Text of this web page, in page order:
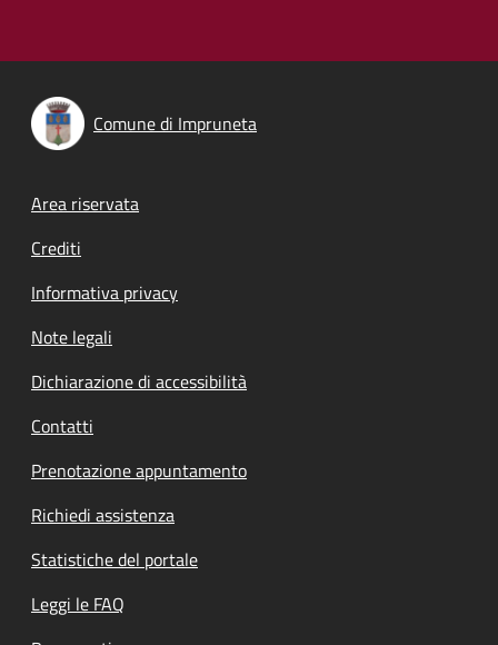
Comune di Impruneta
Footer menu
Area riservata
Crediti
Informativa privacy
Note legali
Dichiarazione di accessibilità
Contatti
Prenotazione appuntamento
Richiedi assistenza
Statistiche del portale
Leggi le FAQ